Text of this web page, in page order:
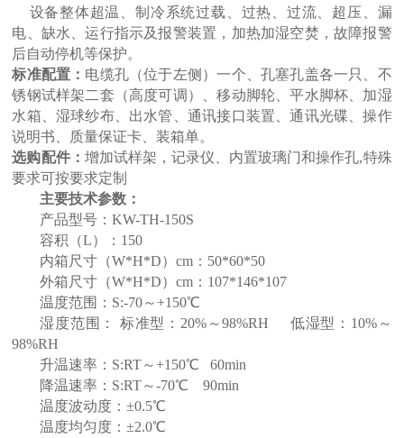
设备整体超温、制冷系统过载、过热、过流、超压、漏
电、缺水、运行指示及报警装置，加热加湿空焚，故障报警
后自动停机等保护。
标准配置： 电缆孔（位于左侧）一个、孔塞孔盖各一只、不
锈钢试样架二套（高度可调）、移动脚轮、平水脚杯、加湿
水箱、湿球纱布、出水管、通讯接口装置、通讯光碟、操作
说明书、质量保证卡、装箱单。
选购配件： 增加试样架，记录仪、内置玻璃门和操作孔,特殊
要求可按要求定制
主要技术参数：
产品型号 ：KW-TH-150S
容积（L）
： 150
内箱尺寸（W*H*D）cm ： 50*60*50
外箱尺寸（W*H*D）cm ： 107*146*107
温度范围 ： S:-70～+150℃
湿度范围 ：
标准型：20%～98%RH 低湿型：10%～
98%RH
升温速率 ： S:RT～+150℃60min
降温速率 ： S:RT～-70℃90min
温度波动度 ：±0.5℃
温度均匀度 ：±2.0℃